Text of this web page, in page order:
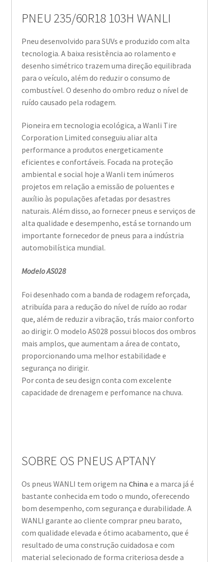
PNEU 235/60R18 103H WANLI
Pneu desenvolvido para SUVs e produzido com alta
tecnologia. A baixa resistência ao rolamento e
desenho simétrico trazem uma direção equilibrada
para o veículo, além do reduzir o consumo de
combustível. O desenho do ombro reduz o nível de
ruído causado pela rodagem.
Pioneira em tecnologia ecológica, a Wanli Tire
Corporation Limited conseguiu aliar alta
performance a produtos energeticamente
eficientes e confortáveis. Focada na proteção
ambiental e social hoje a Wanli tem inúmeros
projetos em relação a emissão de poluentes e
auxílio às populações afetadas por desastres
naturais. Além disso, ao fornecer pneus e serviços de
alta qualidade e desempenho, está se tornando um
importante fornecedor de pneus para a indústria
automobilística mundial.
Modelo AS028
Foi desenhado com a banda de rodagem reforçada,
atribuída para a redução do nível de ruído ao rodar
que, além de reduzir a vibração, trás maior conforto
ao dirigir. O modelo AS028 possui blocos dos ombros
mais amplos, que aumentam a área de contato,
proporcionando uma melhor estabilidade e
segurança no dirigir.
Por conta de seu design conta com excelente
capacidade de drenagem e perfomance na chuva.
SOBRE OS PNEUS APTANY
Os pneus WANLI tem origem na China e a marca já é
bastante conhecida em todo o mundo, oferecendo
bom desempenho, com segurança e durabilidade. A
WANLI garante ao cliente comprar pneu barato,
com qualidade elevada e ótimo acabamento, que é
resultado de uma construção cuidadosa e com
material selecionado de forma criteriosa desde a